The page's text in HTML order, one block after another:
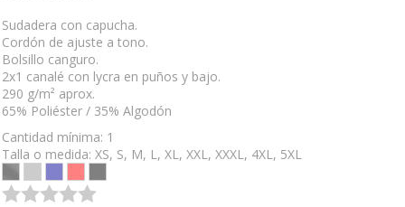
Sudadera con capucha.
Cordón de ajuste a tono.
Bolsillo canguro.
2x1 canalé con lycra en puños y bajo.
290 g/m² aprox.
65% Poliéster / 35% Algodón
Cantidad mínima: 1
Talla o medida: XS, S, M, L, XL, XXL, XXXL, 4XL, 5XL